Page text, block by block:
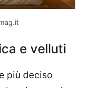
e velluti
più deciso